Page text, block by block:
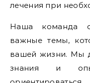
лечения при
Наша команда
важные темы,
вашей жизни. Мы
знания и